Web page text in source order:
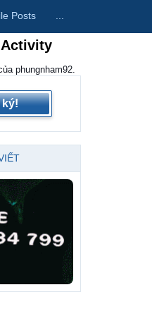
Activity
phungnham92.
ký!
Posts